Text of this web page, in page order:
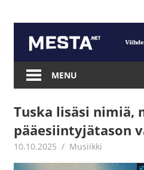
content
Mesta.net
MENU
Tuska lisäsi nimiä,
pääesiintyjätason
10.10.2025 Juha Kaunisto
Musiikki